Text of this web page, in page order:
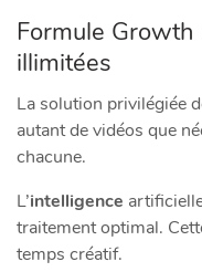
Formule
illimitées
La solution privilégiée
autant de vidéos que
chacune.
L’intelligence
traitement optimal.
temps créatif.